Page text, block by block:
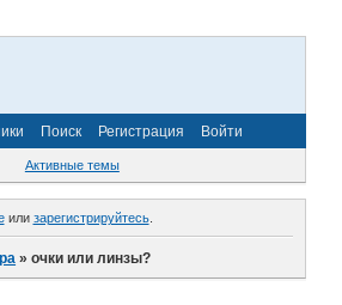
Поиск Регистрация Войти
Активные темы
или зарегистрируйтесь.
»очки или линзы?